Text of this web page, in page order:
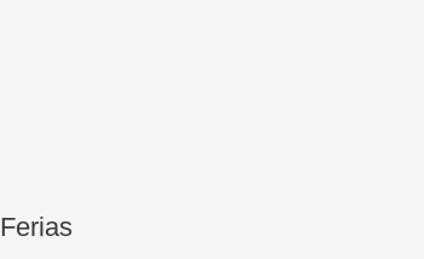
Ferias